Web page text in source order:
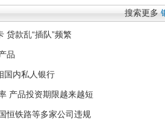
搜索更多
贷款乱“插队”频繁
品
国内私人银行
产品投资期限越来越短
恒铁路等多家公司违规